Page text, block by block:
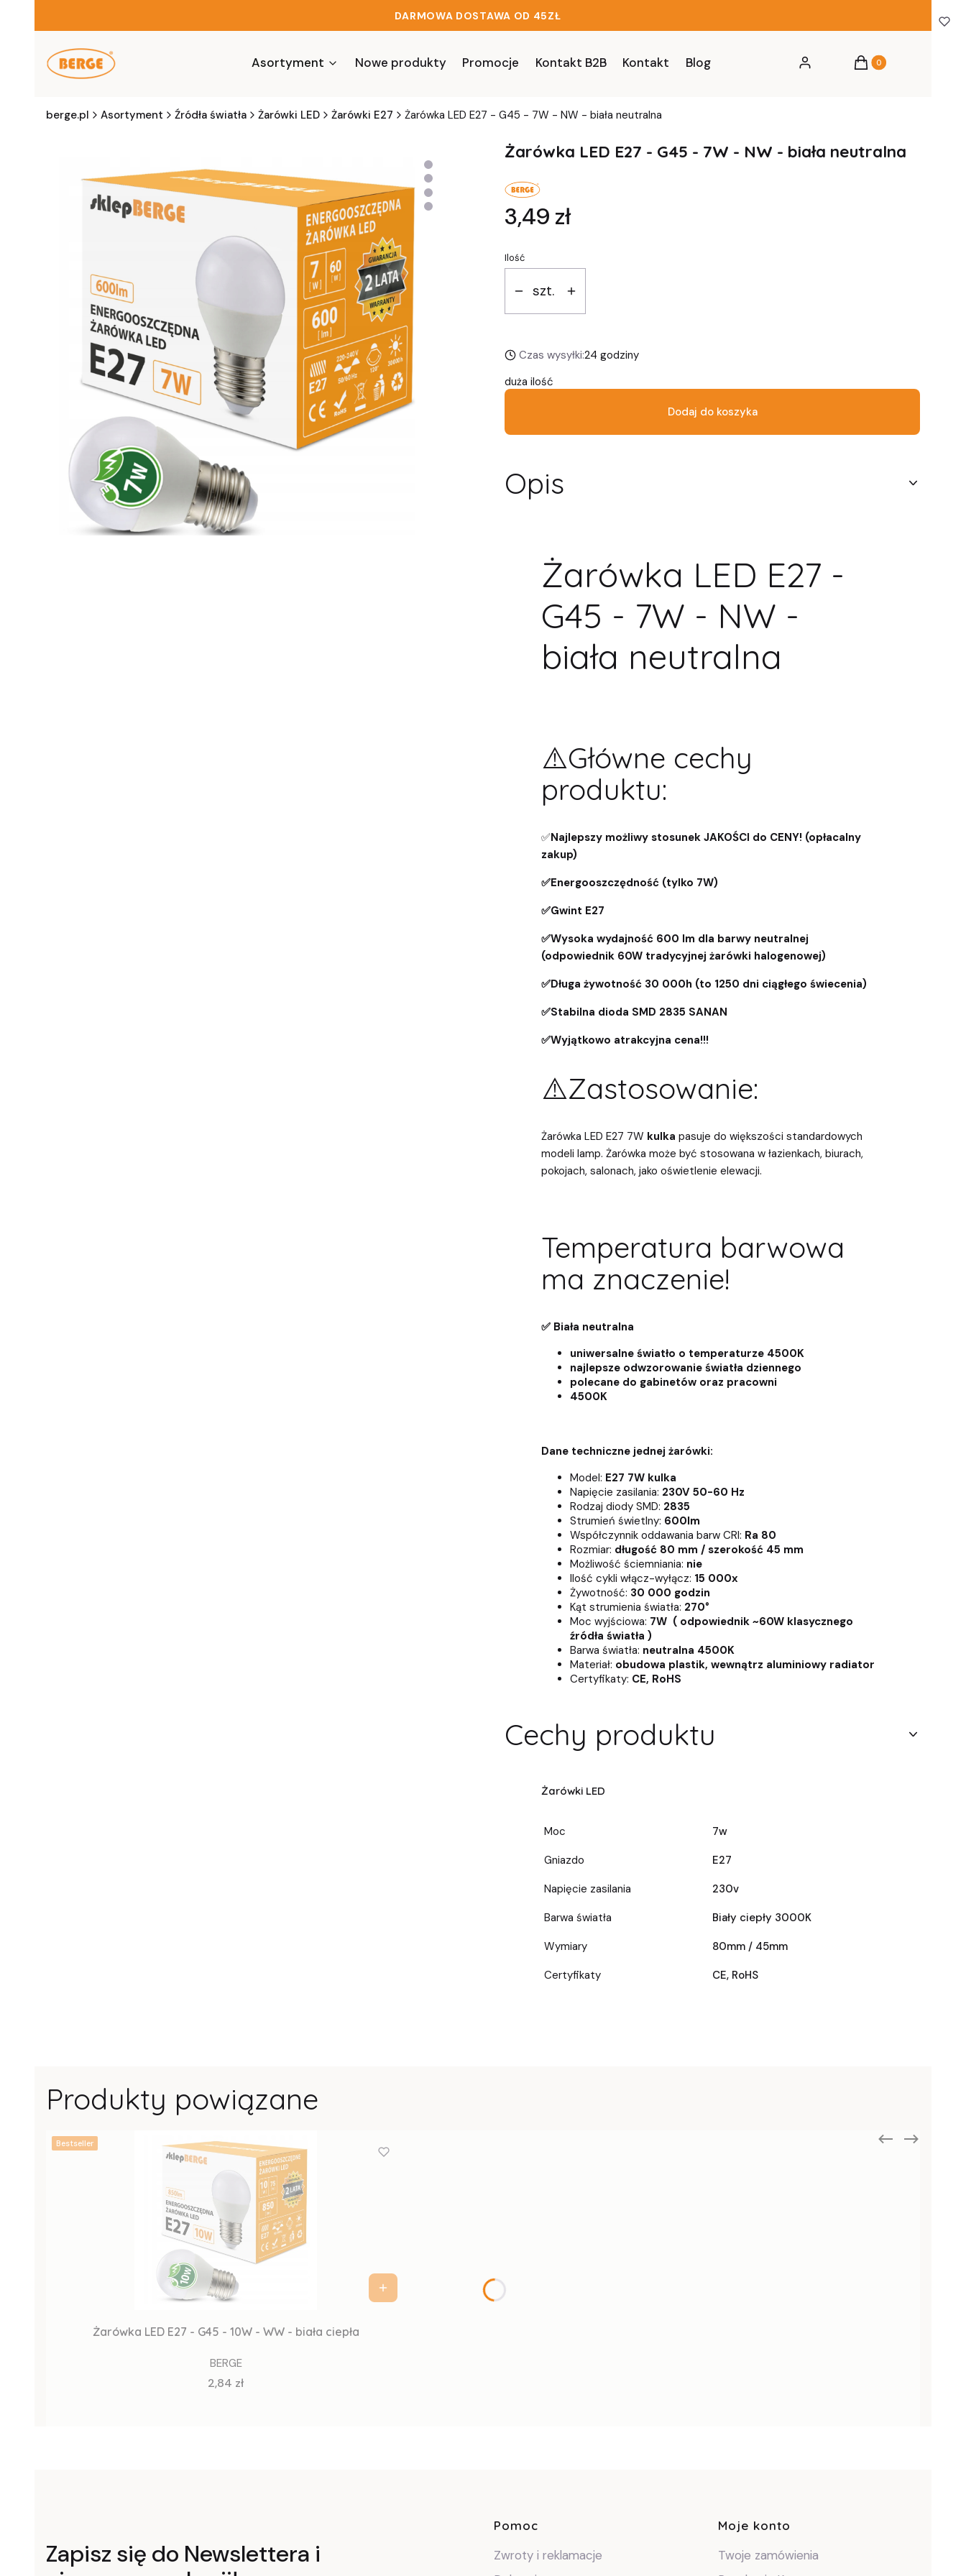
DARMOWA DOSTAWA OD 45ZŁ
Asortyment Nowe produkty Promocje Kontakt B2B Kontakt Blog Zaloguj się Produkty w koszyku:
Koszyk
berge.pl Asortyment Źródła światła Żarówki LED Żarówki E27 Żarówka LED E27 - G45 - 7W - NW - biała neutralna
Żarówka LED E27 - G45 - 7W - NW - biała neutralna
Cena
3,49 zł
Ilość
szt.
Czas wysyłki:24 godziny
duża ilość
Dodaj do koszyka
Opis
Żarówka LED E27 -
G45 - 7W - NW -
biała neutralna
⚠️Główne cechy
produktu:
✅Najlepszy możliwy stosunek JAKOŚCI do CENY! (opłacalny
zakup)
✅Energooszczędność (tylko 7W)
✅Gwint E27
✅Wysoka wydajność 600 lm dla barwy neutralnej
(odpowiednik 60W tradycyjnej żarówki halogenowej)
✅Długa żywotność 30 000h (to 1250 dni ciągłego świecenia)
✅Stabilna dioda SMD 2835 SANAN
✅Wyjątkowo atrakcyjna cena!!!
⚠️Zastosowanie:
Żarówka LED E27 7W kulka pasuje do większości standardowych
modeli lamp. Żarówka może być stosowana w łazienkach, biurach,
pokojach, salonach, jako oświetlenie elewacji.
Temperatura barwowa
ma znaczenie!
✅ Biała neutralna
uniwersalne światło o temperaturze 4500K
najlepsze odwzorowanie światła dziennego
polecane do gabinetów oraz pracowni
4500K
Dane techniczne jednej żarówki:
Model: E27 7W kulka
Napięcie zasilania: 230V 50-60 Hz
Rodzaj diody SMD: 2835
Strumień świetlny: 600lm
Współczynnik oddawania barw CRI: Ra 80
Rozmiar: długość 80 mm / szerokość 45 mm
Możliwość ściemniania: nie
Ilość cykli włącz-wyłącz: 15 000x
Żywotność: 30 000 godzin
Kąt strumienia światła: 270°
Moc wyjściowa: 7W ( odpowiednik ~60W klasycznego
źródła światła )
Barwa światła: neutralna 4500K
Materiał: obudowa plastik, wewnątrz aluminiowy radiator
Certyfikaty: CE, RoHS
Cechy produktu
Żarówki LED
Moc
7w
Gniazdo
E27
Napięcie zasilania
230v
Barwa światła
Biały ciepły 3000K
Wymiary
80mm / 45mm
Certyfikaty
CE, RoHS
Produkty powiązane
Bestseller
Żarówka LED E27 - G45 - 10W - WW - biała ciepła
BERGE
Cena
2,84 zł
Zapisz się do Newslettera i
Linki w stopce
Pomoc
Zwroty i reklamacje
Moje konto
Twoje zamówienia